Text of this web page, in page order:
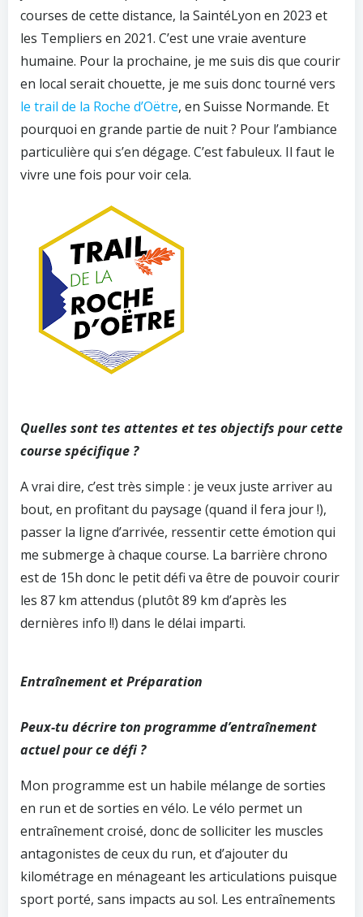
courses de cette distance, la SaintéLyon en 2023 et
les Templiers en 2021. C’est une vraie aventure
humaine. Pour la prochaine, je me suis dis que courir
en local serait chouette, je me suis donc tourné vers
le trail de la Roche d’Oëtre, en Suisse Normande. Et
pourquoi en grande partie de nuit ? Pour l’ambiance
particulière qui s’en dégage. C’est fabuleux. Il faut le
vivre une fois pour voir cela.
Quelles sont tes attentes et tes objectifs pour cette
course spécifique ?
A vrai dire, c’est très simple : je veux juste arriver au
bout, en profitant du paysage (quand il fera jour !),
passer la ligne d’arrivée, ressentir cette émotion qui
me submerge à chaque course. La barrière chrono
est de 15h donc le petit défi va être de pouvoir courir
les 87 km attendus (plutôt 89 km d’après les
dernières info !!) dans le délai imparti.
Entraînement et Préparation
Peux-tu décrire ton programme d’entraînement
actuel pour ce défi ?
Mon programme est un habile mélange de sorties
en run et de sorties en vélo. Le vélo permet un
entraînement croisé, donc de solliciter les muscles
antagonistes de ceux du run, et d’ajouter du
kilométrage en ménageant les articulations puisque
sport porté, sans impacts au sol. Les entraînements